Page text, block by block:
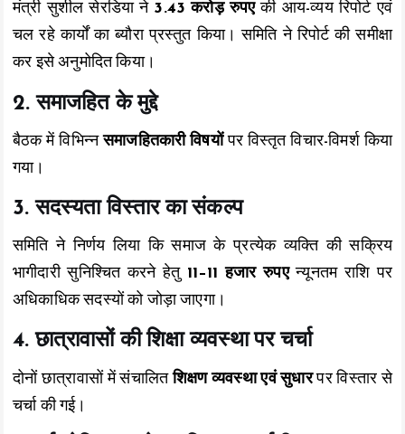
मंत्री सुशील सेरडिया ने 3.43 करोड़ रुपएकी आय-व्यय रिपोर्ट एवं
चल रहे कार्यों का ब्यौरा प्रस्तुत किया। समिति ने रिपोर्ट की समीक्षा
कर इसे अनुमोदित किया।
2. समाजहित के मुद्दे
बैठक में विभिन्नसमाजहितकारी विषयोंपर विस्तृत विचार-विमर्श किया
गया।
3. सदस्यता विस्तार का संकल्प
समिति ने निर्णय लिया कि समाज के प्रत्येक व्यक्ति की सक्रिय
भागीदारी सुनिश्चित करने हेतु 11–11 हजार रुपएन्यूनतम राशि पर
अधिकाधिक सदस्यों को जोड़ा जाएगा।
4. छात्रावासों की शिक्षा व्यवस्था पर चर्चा
दोनों छात्रावासों में संचालितशिक्षण व्यवस्था एवं सुधारपर विस्तार से
चर्चा की गई।